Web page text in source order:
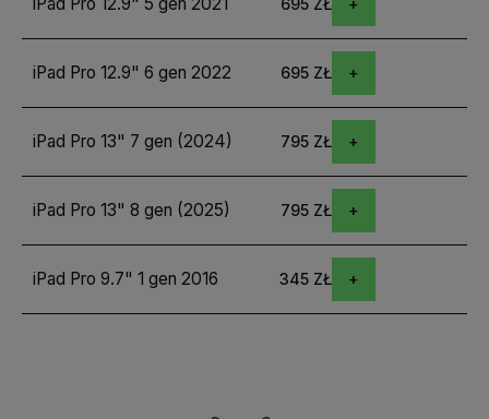
iPad Pro 12.9" 6 gen 2022 695 ZŁ
iPad Pro 13" 7 gen (2024) 795 ZŁ
iPad Pro 13" 8 gen (2025) 795 ZŁ
iPad Pro 9.7" 1 gen 2016 345 ZŁ